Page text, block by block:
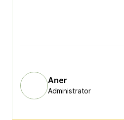
Aner
Administrator